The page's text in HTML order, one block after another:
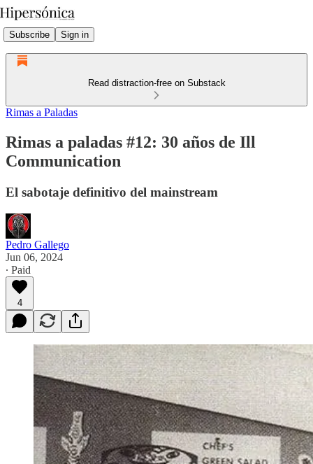
Subscribe Sign in
Read distraction-free on Substack
Rimas a Paladas
Rimas a paladas #12: 30 años de Ill
Communication
El sabotaje definitivo del mainstream
Pedro Gallego
Jun 06, 2024
∙ Paid
4